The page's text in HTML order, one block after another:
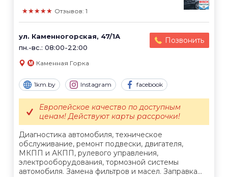
★★★★★ Отзывов: 1
ул. Каменногорская, 47/1А
пн.-вс.: 08:00-22:00
Позвонить
Каменная Горка
1km.by Instagram facebook
Диагностика автомобиля, техническое
обслуживание, ремонт подвески, двигателя,
МКПП и АКПП, рулевого управления,
электрооборудования, тормозной системы
автомобиля. Замена фильтров и масел. Заправка...
Европейское качество по доступным
ценам! Действуют карты рассрочки!